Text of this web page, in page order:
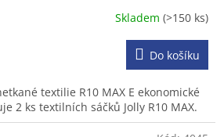
Skladem (>150 ks)
Do košíku
textilie R10 MAX E ekonomické
2 ks textilních sáčků Jolly R10 MAX.